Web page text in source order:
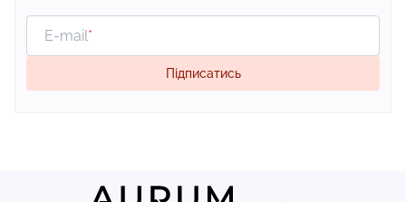
E-mail*
Підписатись